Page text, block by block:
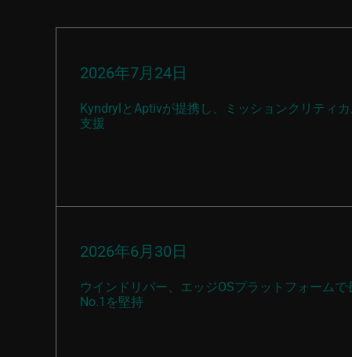
2026年7月24日
KyndrylとAptivが提携し、ミッションクリティ
支援
2026年6月30日
ウインドリバー、エッジOSプラットフォーム
No.1を堅持